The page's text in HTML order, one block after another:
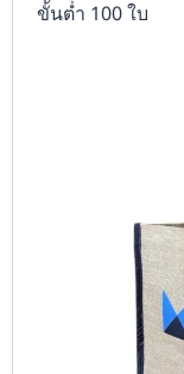
ขั้นต่ำ 100 ใบ